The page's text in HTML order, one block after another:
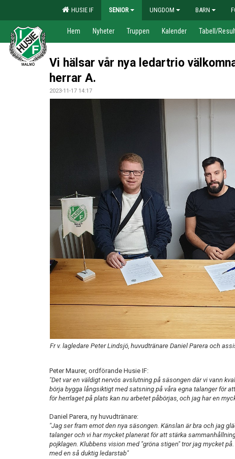
HUSIE IF SENIOR UNGDOM BARN
Hem Nyheter Truppen Kalender Tabell/
Vi hälsar vår nya ledartrio
herrar A.
2023-11-17 14:17
Fr v. lagledare Peter Lindsjö, huvudtränare Daniel Parera och
Peter Maurer, ordförande Husie IF:
"Det var en väldigt nervös avslutning på säsongen där vi vann
börja bygga långsiktigt med satsning på våra egna talanger för
för herrlaget på plats kan nu arbetet påbörjas, och jag har en
Daniel Parera, ny huvudtränare:
"Jag ser fram emot den nya säsongen. Känslan är bra och jag
talanger och vi har mycket planerat för att stärka
pojklagen. Klubbens vision med "gröna stigen" tror jag mycket
med en så duktig ledarstab"